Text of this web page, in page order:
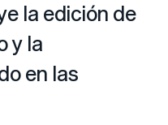
la edición de
y la
en las